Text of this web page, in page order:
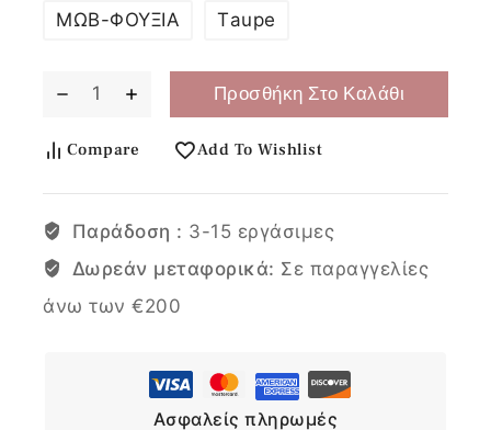
ΜΩΒ-ΦΟΥΞΙΑ Τaupe
Προσθήκη Στο Καλάθι
Compare Add To Wishlist
Παράδοση : 3-15 εργάσιμες
Δωρεάν μεταφορικά: Σε παραγγελίες
άνω των €200
Ασφαλείς πληρωμές